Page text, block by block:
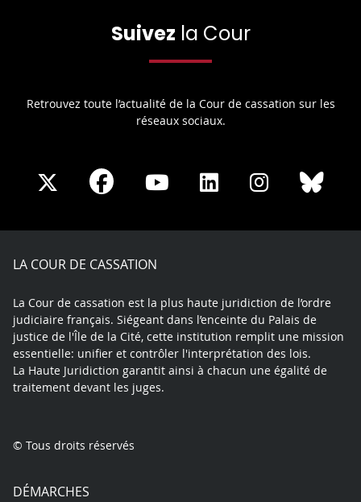
Suivez la Cour
Retrouvez toute l’actualité de la Cour de cassation sur les
réseaux sociaux.
Share
X
Share
Facebook
Share
Youtube
Share
LinkedIn
Share
Instagram
LA COUR DE CASSATION
La Cour de cassation est la plus haute juridiction de l’ordre
judiciaire français. Siégeant dans l’enceinte du Palais de
justice de l'Île de la Cité, cette institution remplit une mission
essentielle: unifier et contrôler l'interprétation des lois.
La Haute Juridiction garantit ainsi à chacun une égalité de
traitement devant les juges.
© Tous droits réservés
DÉMARCHES